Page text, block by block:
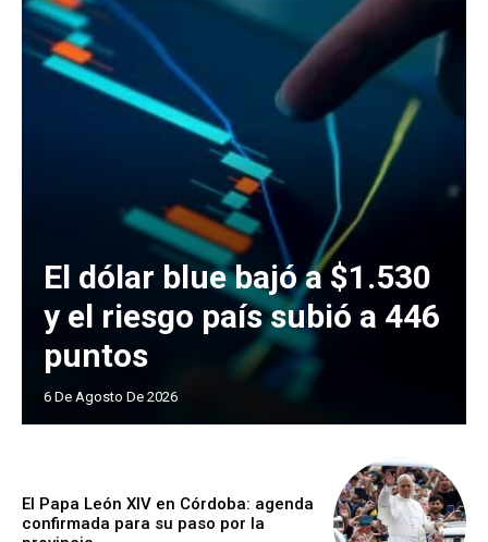
El dólar blue bajó a $1.530
y el riesgo país subió a 446
puntos
6 De Agosto De 2026
El Papa León XIV en Córdoba: agenda
confirmada para su paso por la